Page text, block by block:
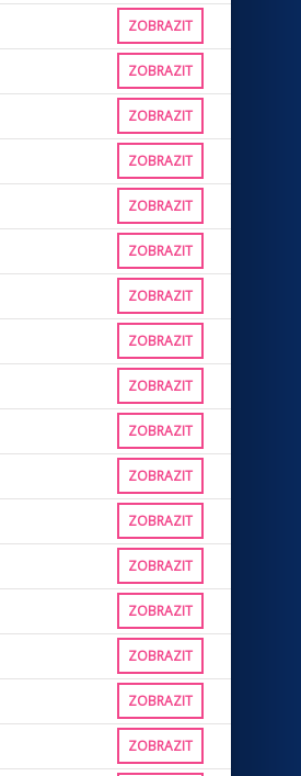
ZOBRAZIT
ZOBRAZIT
ZOBRAZIT
ZOBRAZIT
ZOBRAZIT
ZOBRAZIT
ZOBRAZIT
ZOBRAZIT
ZOBRAZIT
ZOBRAZIT
ZOBRAZIT
ZOBRAZIT
ZOBRAZIT
ZOBRAZIT
ZOBRAZIT
ZOBRAZIT
ZOBRAZIT